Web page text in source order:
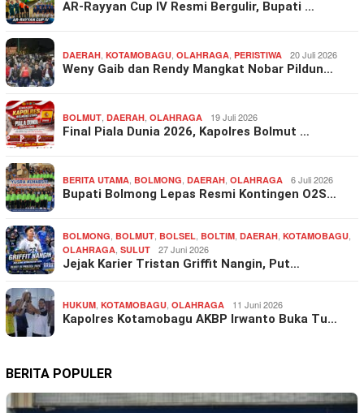
AR-Rayyan Cup IV Resmi Bergulir, Bupati …
DAERAH KOTAMOBAGU OLAHRAGA PERISTIWA 20 Juli 2026
Weny Gaib dan Rendy Mangkat Nobar Pildun…
BOLMUT DAERAH OLAHRAGA 19 Juli 2026
Final Piala Dunia 2026, Kapolres Bolmut …
BERITA UTAMA BOLMONG DAERAH OLAHRAGA 6 Juli 2026
Bupati Bolmong Lepas Resmi Kontingen O2S…
BOLMONG BOLMUT BOLSEL BOLTIM DAERAH KOTAMOBAGU
OLAHRAGA SULUT 27 Juni 2026
Jejak Karier Tristan Griffit Nangin, Put…
HUKUM KOTAMOBAGU OLAHRAGA 11 Juni 2026
Kapolres Kotamobagu AKBP Irwanto Buka Tu…
BERITA POPULER